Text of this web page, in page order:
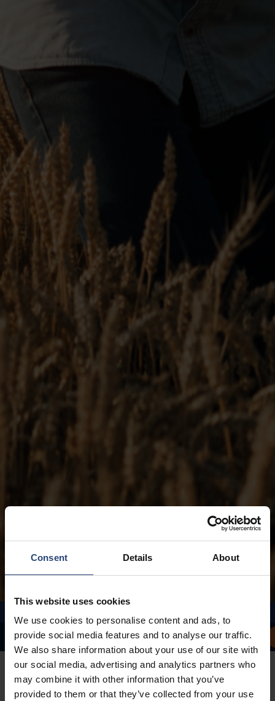
Consent Details About
This website uses cookies
We use cookies to personalise content and ads, to
provide social media features and to analyse our traffic.
We also share information about your use of our site with
our social media, advertising and analytics partners who
may combine it with other information that you’ve
provided to them or that they’ve collected from your use
Oblast zaměření: Lidé
Prohlášení generálního řediteleOblasti zaměřeníPřípady zákazníků